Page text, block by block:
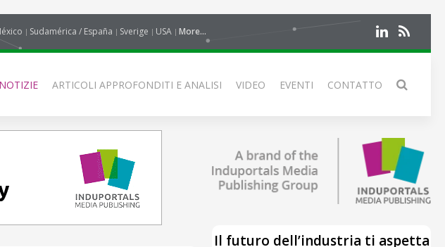
Sudamérica / España Sverige USA More...
NOTIZIE ARTICOLI APPROFONDITI E ANALISI VIDEO EVENTI CONTATTO
Il futuro dell’industria ti aspetta